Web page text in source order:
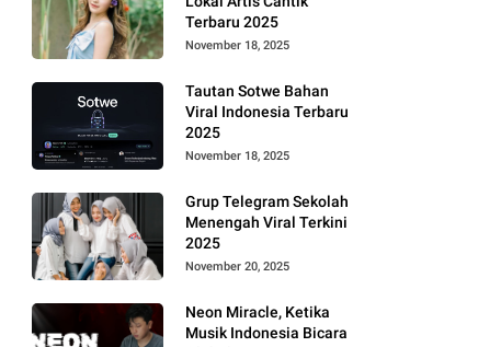
Terbaru 2025
November 18, 2025
Tautan Sotwe Bahan
Viral Indonesia Terbaru
2025
November 18, 2025
Grup Telegram Sekolah
Menengah Viral Terkini
2025
November 20, 2025
Neon Miracle, Ketika
Musik Indonesia Bicara